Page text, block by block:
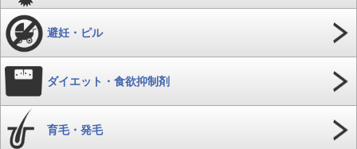
避妊・ピル
ダイエット・食欲抑制剤
育毛・発毛